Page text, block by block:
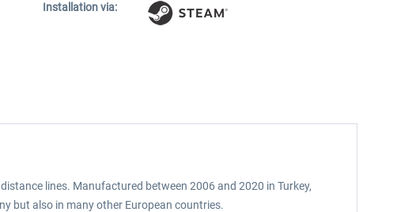
Installation via:
lines. Manufactured between 2006 and 2020 in Turkey,
but also in many other European countries.